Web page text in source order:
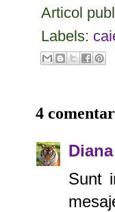
Articol
Labels:
4
Diana
Sunt